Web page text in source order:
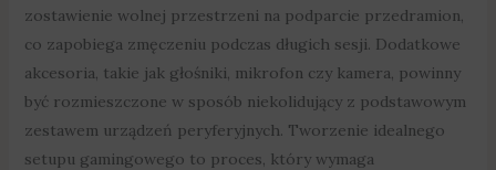
zostawienie wolnej przestrzeni na podparcie przedramion,
co zapobiega zmęczeniu podczas długich sesji. Dodatkowe
akcesoria, takie jak głośniki, mikrofon czy kamera, powinny
być rozmieszczone w sposób niekolidujący z podstawowym
zestawem urządzeń peryferyjnych. Tworzenie idealnego
setupu gamingowego to proces, który wymaga